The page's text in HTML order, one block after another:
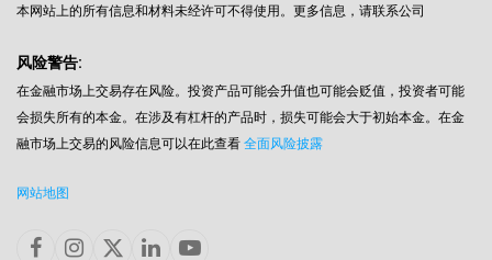
本网站上的所有信息和材料未经许可不得使用。更多信息，请联系公司
风险警告:
在金融市场上交易存在风险。投资产品可能会升值也可能会贬值，投资者可能
会损失所有的本金。在涉及有杠杆的产品时，损失可能会大于初始本金。在金
融市场上交易的风险信息可以在此查看 全面风险披露
网站地图